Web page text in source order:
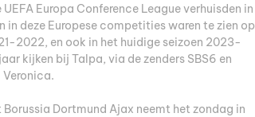
Europa Conference League verhuisden in
in deze Europese competities waren te zien op
2022, en ook in het huidige seizoen 2023-
kijken bij Talpa, via de zenders SBS6 en
Veronica.
Dortmund Ajax neemt het zondag in